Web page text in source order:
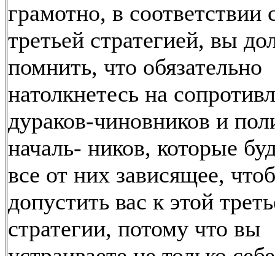
грамотно, в соответствии
третьей стратегией, вы
помнить, что обязательно
натолкнетесь на
дураков-чиновников и
началь- ников, которые
все от них зависящее,
допустить вас к этой
стратегии, потому что вы